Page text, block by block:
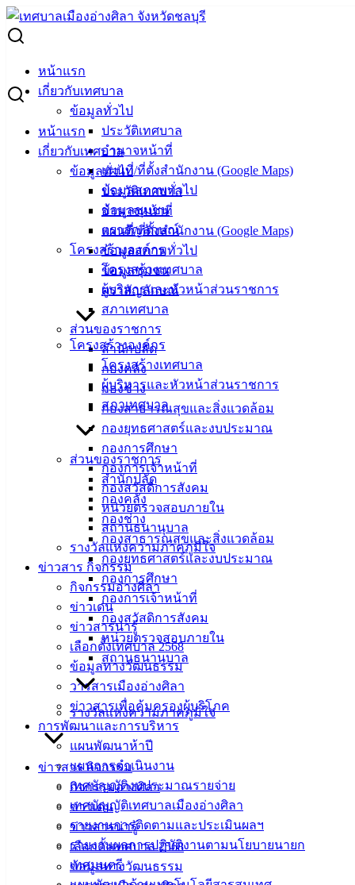
Skip
to
content
หน้าแรก
เกี่ยวกับเทศบาล
ข้อมูลทั่วไป
ประวัติเทศบาล
อำนาจหน้าที่
แผนที่/ที่ตั้งสำนักงาน (Google Maps)
ข้อมูลสภาพทั่วไป
ข้อมูลชุมชน
ตราสัญลักษณ์
โครงสร้างองค์กร
โครงสร้างเทศบาล
ผู้บริหารและหัวหน้าส่วนราชการ
สภาเทศบาล
ส่วนของราชการ
สำนักปลัด
กองคลัง
กองช่าง
กองสาธารณสุขและสิ่งแวดล้อม
กองยุทธศาสตร์และงบประมาณ
กองการศึกษา
กองการเจ้าหน้าที่
กองสวัสดิการสังคม
หน่วยตรวจสอบภายใน
สถานธนานุบาล
รางวัลแห่งความภาคภูมิใจ
ข่าวสาร กิจกรรม
กิจกรรมอ่างศิลา
ข่าวเด่น
ข่าวสารน่ารู้
เลือกตั้งเทศบาล 2568
ข้อมูลทางวัฒนธรรม
วารสารเมืองอ่างศิลา
ข่าวสารเพื่อคุ้มครองผู้บริโภค
การพัฒนาและการบริหาร
แผนพัฒนาห้าปี
แผนการดำเนินงาน
เทศบัญญัติงบประมาณรายจ่าย
เทศบัญญัติเทศบาลเมืองอ่างศิลา
รายงานการติดตามและประเมินผลฯ
รายงานผลการปฏิบัติงานตามนโยบายนายก
เทศมนตรี
หน้าแรก
เกี่ยวกับเทศบาล
ข้อมูลทั่วไป
ประวัติเทศบาล
อำนาจหน้าที่
แผนที่/ที่ตั้งสำนักงาน (Google Maps)
ข้อมูลสภาพทั่วไป
ข้อมูลชุมชน
ตราสัญลักษณ์
โครงสร้างองค์กร
โครงสร้างเทศบาล
ผู้บริหารและหัวหน้าส่วนราชการ
สภาเทศบาล
ส่วนของราชการ
สำนักปลัด
กองคลัง
กองช่าง
กองสาธารณสุขและสิ่งแวดล้อม
กองยุทธศาสตร์และงบประมาณ
กองการศึกษา
กองการเจ้าหน้าที่
กองสวัสดิการสังคม
หน่วยตรวจสอบภายใน
สถานธนานุบาล
รางวัลแห่งความภาคภูมิใจ
ข่าวสาร กิจกรรม
กิจกรรมอ่างศิลา
ข่าวเด่น
ข่าวสารน่ารู้
เลือกตั้งเทศบาล 2568
ข้อมูลทางวัฒนธรรม
Search
สุขสันต์วันเด็ก
สุขสันต์วันเด็ก
มกราคม 13, 2024มกราคม 16, 2024
กิจกรรมอ่างศิลา,ข่าวสารน่ารู้
คำขวัญ นายเศรษฐา ทวีสิน นายกรัฐมนตรี
เนื่องในวันเด็กแห่งชาติ ประจำปี 2567
มองโลกกว้าง คิดสร้างสรรค์
เคารพความแตกต่าง ร่วมกันสร้างประชาธิปไตย
ม.3 ต.เสม็ด
อ.เมือง จ.ชลบุรี
142-100-104
บริการ
ประชาชน
ดาวน์โหลด
แบบ
ฟอร์ม,
เอกสาร
คู่มือ
สำหรับ
ประชาชน/